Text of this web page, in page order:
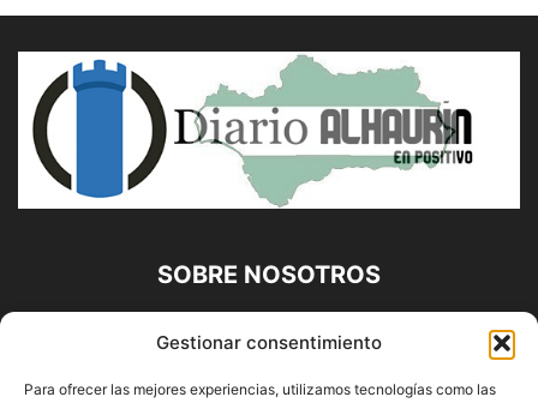
Gestionar consentimiento
Para ofrecer las mejores experiencias, utilizamos tecnologías como las
SOBRE NOSOTROS
Diario Alhaurín (www.alhaurindelatorre.com) Propiedad de
Francisco E. López López | 639 95 71 95 | Noticias de
Alhaurín de la Torre, Málaga y Provincia|